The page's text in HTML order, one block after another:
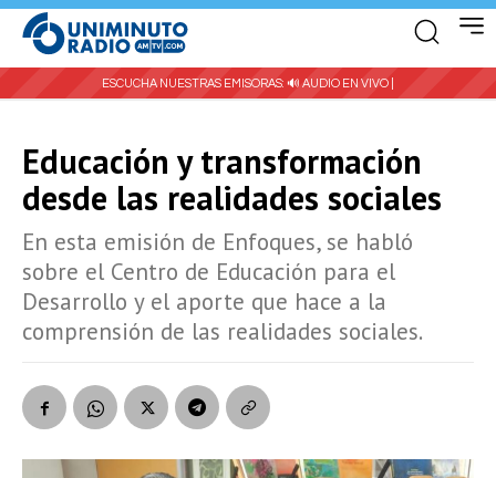
ESCUCHA NUESTRAS EMISORAS: 🔊 AUDIO EN VIVO |
Educación y transformación
desde las realidades sociales
En esta emisión de Enfoques, se habló
sobre el Centro de Educación para el
Desarrollo y el aporte que hace a la
comprensión de las realidades sociales.